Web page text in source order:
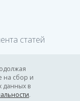
на сбор и
данных в
.
статей